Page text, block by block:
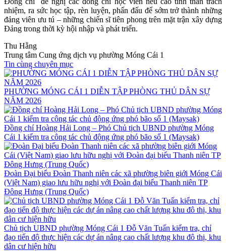
nhiệm, ra sức học tập, rèn luyện, phấn đấu để sớm trở thành những
đảng viên ưu tú – những chiến sĩ tiên phong trên mặt trận xây dựng
Đảng trong thời kỳ hội nhập và phát triển.
Thu Hằng
Trung tâm Cung ứng dịch vụ phường Móng Cái 1
Tin cùng chuyên mục
PHƯỜNG MÓNG CÁI 1 DIỄN TẬP PHÒNG THỦ DÂN SỰ
NĂM 2026
Đồng chí Hoàng Hải Long – Phó Chủ tịch UBND phường Móng
Cái 1 kiểm tra công tác chủ động ứng phó bão số 1 (Maysak)
Đoàn Đại biểu Đoàn Thanh niên các xã phường biên giới Móng Cái
(Việt Nam) giao lưu hữu nghị với Đoàn đại biểu Thanh niên TP
Đông Hưng (Trung Quốc)
Chủ tịch UBND phường Móng Cái 1 Đỗ Văn Tuấn kiểm tra, chỉ
đạo tiến độ thực hiện các dự án nâng cao chất lượng khu đô thị, khu
dân cư hiện hữu